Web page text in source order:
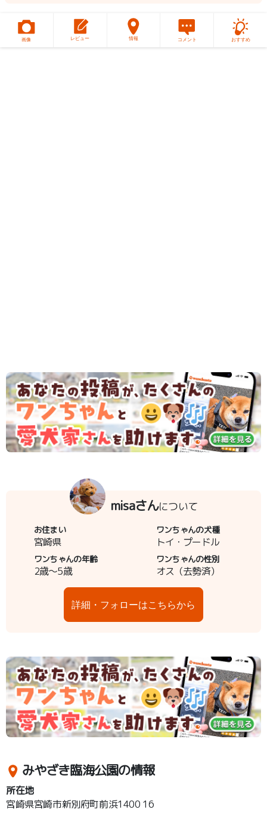
画像 レビュー 情報 コメント おすすめ
misaさんについて
お住まい
宮崎県
ワンちゃんの犬種
トイ・プードル
ワンちゃんの年齢
2歳～5歳
ワンちゃんの性別
オス（去勢済）
詳細・フォローはこちらから
みやざき臨海公園の情報
所在地
宮崎県宮崎市新別府町前浜1400 16